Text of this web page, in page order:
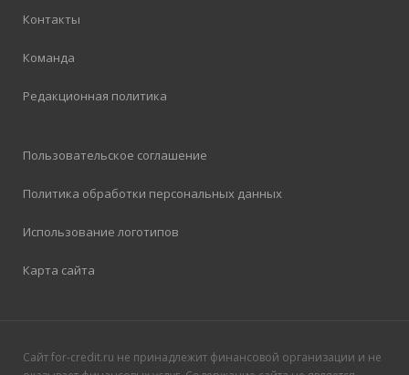
Контакты
Команда
Редакционная политика
Пользовательское соглашение
Политика обработки персональных данных
Использование логотипов
Карта сайта
Сайт for-credit.ru не принадлежит финансовой организации и не